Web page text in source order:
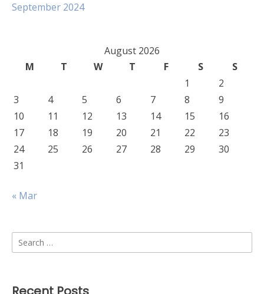
September 2024
August 2026
M
T W T F S
S
1
2
3
4 5 6 7 8
9
10
11 12 13 14 15
16
17
18 19 20 21 22
23
24
25 26 27 28 29
30
31
« Mar
Search
for: